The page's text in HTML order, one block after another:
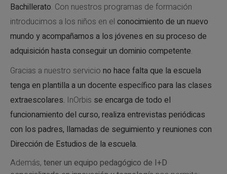
Bachillerato. Con nuestros programas de formación
introducimos a los niños en el conocimiento de un nuevo
mundo y acompañamos a los jóvenes en su proceso de
adquisición hasta conseguir un dominio competente.
Gracias a nuestro servicio no hace falta que la escuela
tenga en plantilla a un docente específico para las clases
extraescolares. InOrbis se encarga de todo el
funcionamiento del curso, realiza entrevistas periódicas
con los padres, llamadas de seguimiento y reuniones con
Dirección de Estudios de la escuela.
Además, tener un equipo pedagógico de I+D